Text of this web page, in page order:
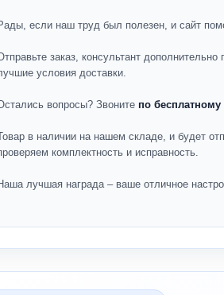
если наш труд был полезен, и сайт
заказ, консультант
условия доставки.
вопросы? Звоните по бесплатному
в наличии на нашем складе, и будет
комплектность и исправность.
лучшая награда – ваше отличное